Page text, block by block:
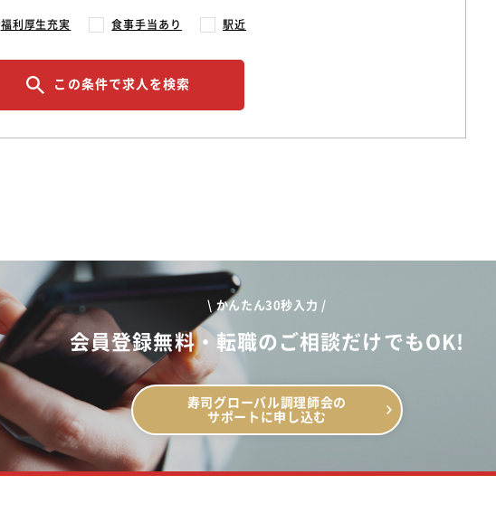
福利厚生充実 食事手当あり 駅近
この条件で求人を検索
\ かんたん30秒入力 /
会員登録無料・転職のご相談だけでもOK!
寿司グローバル調理師会の
サポートに申し込む